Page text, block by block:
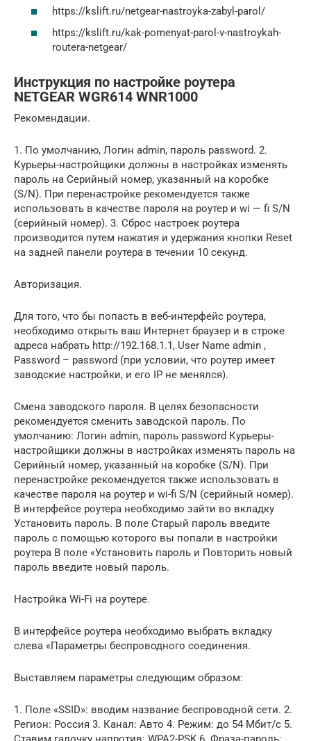
https://kslift.ru/netgear-nastroyka-zabyl-parol/
https://kslift.ru/kak-pomenyat-parol-v-nastroykah-
routera-netgear/
Инструкция по настройке роутера
NETGEAR WGR614 WNR1000
Рекомендации.
1. По умолчанию, Логин admin, пароль password. 2.
Курьеры-настройщики должны в настройках изменять
пароль на Серийный номер, указанный на коробке
(S/N). При перенастройке рекомендуется также
использовать в качестве пароля на роутер и wi — fi S/N
(серийный номер). 3. Сброс настроек роутера
производится путем нажатия и удержания кнопки Reset
на задней панели роутера в течении 10 секунд.
Авторизация.
Для того, что бы попасть в веб-интерфейс роутера,
необходимо открыть ваш Интернет браузер и в строке
адреса набрать http://192.168.1.1, User Name admin ,
Password – password (при условии, что роутер имеет
заводские настройки, и его IP не менялся).
Смена заводского пароля. В целях безопасности
рекомендуется сменить заводской пароль. По
умолчанию: Логин admin, пароль password Курьеры-
настройщики должны в настройках изменять пароль на
Серийный номер, указанный на коробке (S/N). При
перенастройке рекомендуется также использовать в
качестве пароля на роутер и wi-fi S/N (серийный номер).
В интерфейсе роутера необходимо зайти во вкладку
Установить пароль. В поле Старый пароль введите
пароль c помощью которого вы попали в настройки
роутера В поле «Установить пароль и Повторить новый
пароль введите новый пароль.
Настройка Wi-Fi на роутере.
В интерфейсе роутера необходимо выбрать вкладку
слева «Параметры беспроводного соединения.
Выставляем параметры следующим образом:
1. Поле «SSID»: вводим название беспроводной сети. 2.
Регион: Россия 3. Канал: Авто 4. Режим: до 54 Мбит/с 5.